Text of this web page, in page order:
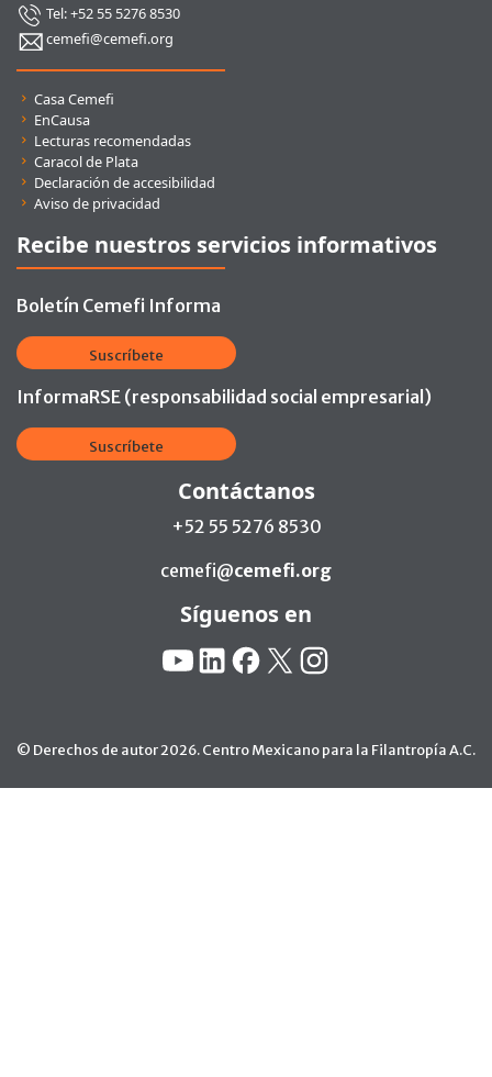
Tel: +52 55 5276 8530
cemefi@cemefi.org
Casa Cemefi
EnCausa
Lecturas recomendadas
Caracol de Plata
Declaración de accesibilidad
Aviso de privacidad
Recibe nuestros servicios informativos
Boletín Cemefi Informa
Suscríbete
InformaRSE (responsabilidad social empresarial)
Suscríbete
Contáctanos
+52 55 5276 8530
cemefi@cemefi.org
Síguenos en
YouTube
LinkedinFacebook
X Instagram
© Derechos de autor 2026. Centro Mexicano para la Filantropía A.C.